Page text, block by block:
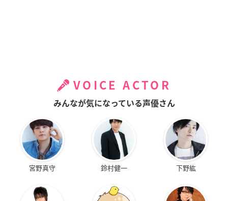
VOICE ACTOR
みんなが気になっている声優さん
宮野真守 鈴村健一 下野紘